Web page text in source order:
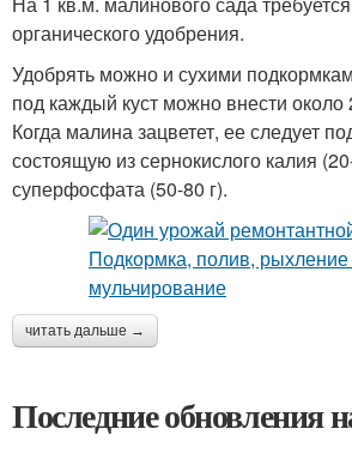
органического удобрения.
Удобрять можно и сухими
под каждый куст можно внести около
Когда малина зацветет, ее следует
состоящую из сернокислого калия
суперфосфата (50-80 г).
читать дальше →
Последние обновления